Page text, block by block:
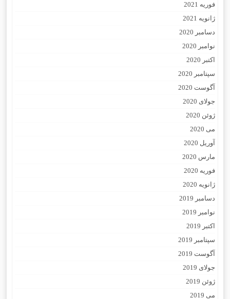
فوریه 2021
ژانویه 2021
دسامبر 2020
نوامبر 2020
اکتبر 2020
سپتامبر 2020
آگوست 2020
جولای 2020
ژوئن 2020
می 2020
آوریل 2020
مارس 2020
فوریه 2020
ژانویه 2020
دسامبر 2019
نوامبر 2019
اکتبر 2019
سپتامبر 2019
آگوست 2019
جولای 2019
ژوئن 2019
می 2019